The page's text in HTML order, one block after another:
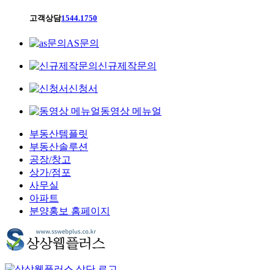
고객상담1544.1750
AS문의
신규제작문의
신청서
동영상 메뉴얼
부동산템플릿
부동산솔루션
공장/창고
상가/점포
사무실
아파트
분양홍보 홈페이지